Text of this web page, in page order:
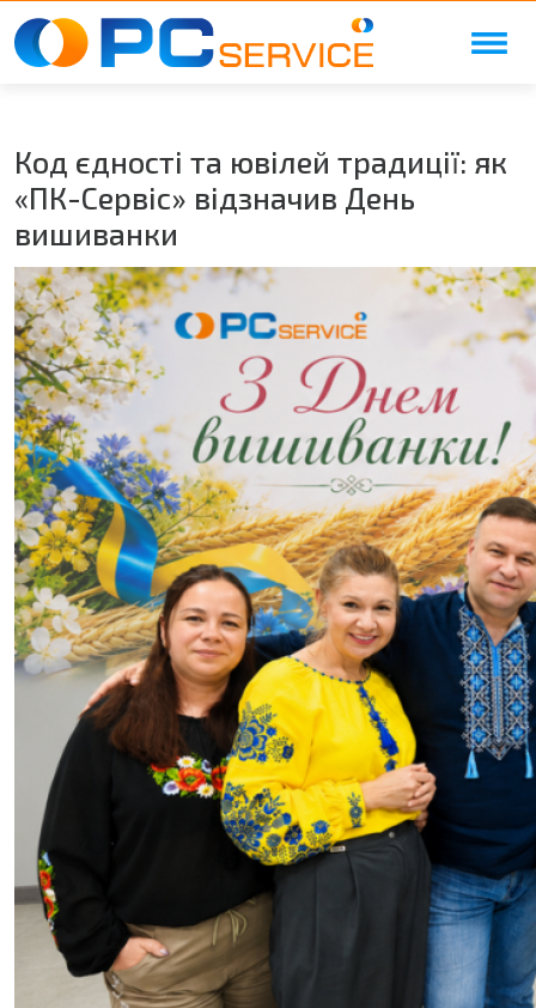
Skip to main content
Код єдності та ювілей традиції: як
«ПК-Сервіс» відзначив День
вишиванки